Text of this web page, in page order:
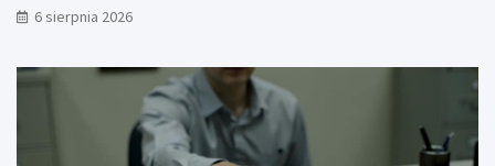
6 sierpnia 2026